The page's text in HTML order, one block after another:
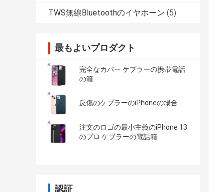
TWS無線Bluetoothのイヤホーン (5)
最もよいプロダクト
完全なカバー ケブラーの携帯電話
の箱
反傷のケブラーのiPhoneの場合
注文のロゴの最小主義のiPhone 13
のプロ ケブラーの電話箱
認証